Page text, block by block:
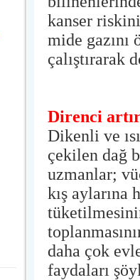
kanser
mide gazını
çalıştırarak
Direnci
Dikenli ve
çekilen dağ
uzmanlar;
kış aylarına
daha çok
faydaları